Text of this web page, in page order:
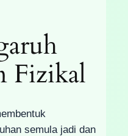
Fizikal
semula jadi dan